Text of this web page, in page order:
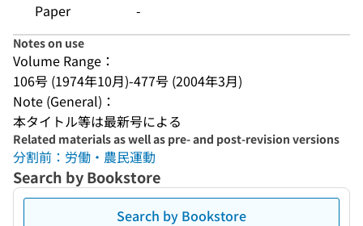
Paper -
Notes on use
Volume Range：
106号 (1974年10月)-477号 (2004年3月)
Note (General)：
本タイトル等は最新号による
Related materials as well as pre- and post-revision versions
分割前：労働・農民運動
Search by Bookstore
Search by Bookstore